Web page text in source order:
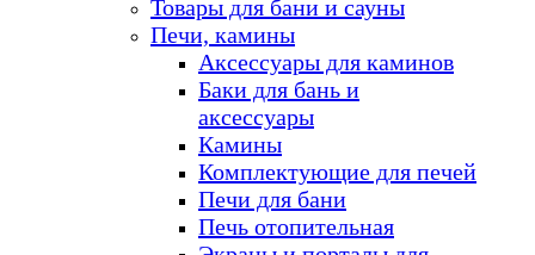
Товары для бани и сауны
Печи, камины
Аксессуары для каминов
Баки для бань и
аксессуары
Камины
Комплектующие для печей
Печи для бани
Печь отопительная